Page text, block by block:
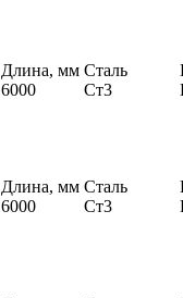
Длина, мм
6000
Сталь
Ст3
Длина, мм
6000
Сталь
Ст3